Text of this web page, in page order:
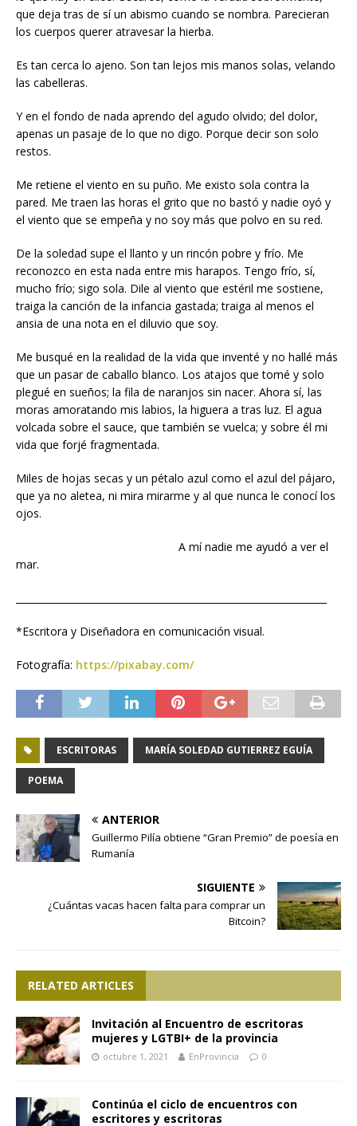
que deja tras de sí un abismo cuando se nombra. Parecieran
los cuerpos querer atravesar la hierba.
Es tan cerca lo ajeno. Son tan lejos mis manos solas, velando
las cabelleras.
Y en el fondo de nada aprendo del agudo olvido; del dolor,
apenas un pasaje de lo que no digo. Porque decir son solo
restos.
Me retiene el viento en su puño. Me existo sola contra la
pared. Me traen las horas el grito que no bastó y nadie oyó y
el viento que se empeña y no soy más que polvo en su red.
De la soledad supe el llanto y un rincón pobre y frío. Me
reconozco en esta nada entre mis harapos. Tengo frío, sí,
mucho frío; sigo sola. Dile al viento que estéril me sostiene,
traiga la canción de la infancia gastada; traiga al menos el
ansia de una nota en el diluvio que soy.
Me busqué en la realidad de la vida que inventé y no hallé más
que un pasar de caballo blanco. Los atajos que tomé y solo
plegué en sueños; la fila de naranjos sin nacer. Ahora sí, las
moras amoratando mis labios, la higuera a tras luz. El agua
volcada sobre el sauce, que también se vuelca; y sobre él mi
vida que forjé fragmentada.
Miles de hojas secas y un pétalo azul como el azul del pájaro,
que ya no aletea, ni mira mirarme y al que nunca le conocí los
ojos.
A mí nadie me ayudó a ver el
mar.
*Escritora y Diseñadora en comunicación visual.
Fotografía: https://pixabay.com/
ESCRITORAS MARÍA SOLEDAD GUTIERREZ EGUÍA
POEMA
ANTERIOR
Guillermo Pilía obtiene “Gran Premio” de poesía en
Rumanía
SIGUIENTE
¿Cuántas vacas hacen falta para comprar un
Bitcoin?
RELATED ARTICLES
Invitación al Encuentro de escritoras
mujeres y LGTBI+ de la provincia
octubre 1, 2021 EnProvincia 0
Continúa el ciclo de encuentros con
escritores y escritoras